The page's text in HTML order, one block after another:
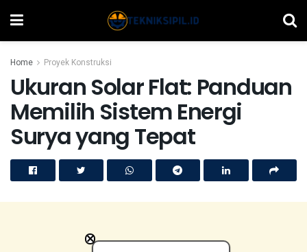
Home Proyek Konstruksi
Ukuran Solar Flat: Panduan
Memilih Sistem Energi
Surya yang Tepat
×